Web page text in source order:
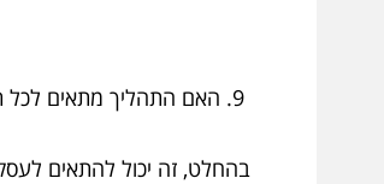
האם התהליך מתאים לכל
בהחלט, זה יכול להתאים